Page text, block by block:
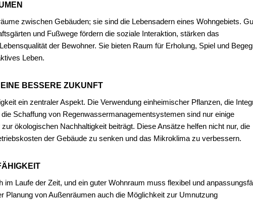
zwischen Gebäuden; sie sind die Lebensadern eines Wohngebiets.
und Fußwege fördern die soziale Interaktion, stärken das
der Bewohner. Sie bieten Raum für Erholung, Spiel und
Leben.
BESSERE ZUKUNFT
ein zentraler Aspekt. Die Verwendung einheimischer Pflanzen, die
Schaffung von Regenwassermanagementsystemen sind nur einige
ökologischen Nachhaltigkeit beiträgt. Diese Ansätze helfen nicht nur, die
der Gebäude zu senken und das Mikroklima zu verbessern.
im Laufe der Zeit, und ein guter Wohnraum muss flexibel und
Planung von Außenräumen auch die Möglichkeit zur Umnutzung